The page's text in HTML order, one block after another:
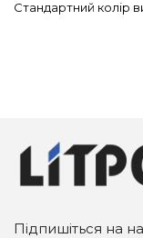
Стандартний колір
Підпишіться на